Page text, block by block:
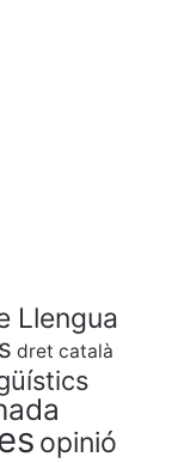
Llengua
dret català
opinió